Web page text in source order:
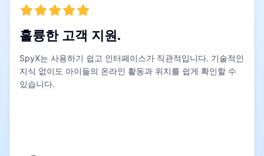
훌륭한 고객 지원.
SpyX는 사용하기 쉽고 인터페이스가 직관적입니다. 기술적인
지식 없이도 아이들의 온라인 활동과 위치를 쉽게 확인할 수
있습니다.